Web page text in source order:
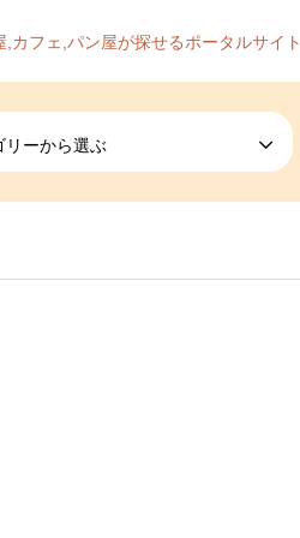
,カフェ,パン屋が探せるポータルサイト
リーから選ぶ